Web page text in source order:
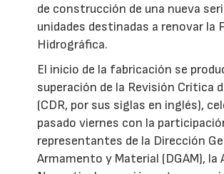
de construcción de una nueva
unidades destinadas a renovar la
Hidrográfica.
El inicio de la fabricación se
superación de la Revisión Crítica
(CDR, por sus siglas en inglés),
pasado viernes con la
representantes de la Dirección
Armamento y Material (DGAM), la